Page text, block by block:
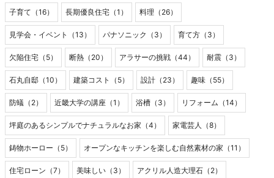
子育て（16） 長期優良住宅（1） 料理（26）
見学会・イベント（13） パナソニック（3） 育て方（3）
欠陥住宅（5） 断熱（20） アラサーの挑戦（44） 耐震（3）
石丸自邸（10） 建築コスト（5） 設計（23） 趣味（55）
防蟻（2） 近畿大学の講座（1） 浴槽（3） リフォーム（14）
坪庭のあるシンプルでナチュラルなお家（4） 家電芸人（8）
鋳物ホーロー（5） オープンなキッチンを楽しむ自然素材の家（11）
住宅ローン（7） 美味しい（3） アクリル人造大理石（2）